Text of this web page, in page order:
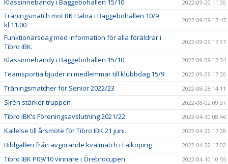
2022-09-20 11:30
Träningsmatch mot BK Halna i Baggebohallen 10/9
kl.11.00
2022-09-09 17:47
Funktionärsdag med information för alla föräldrar i
Tibro IBK.
2022-09-09 17:37
Klassinnebandy i Baggebohallen 15/10 2022-09-09 17:34
Teamsportia bjuder in medlemmar till klubbdag 15/9 2022-09-09 17:30
Träningsmatcher för Senior 2022/23 2022-08-28 14:11
Sirén stärker truppen 2022-08-02 09:37
Tibro IBK’s Föreningsavslutning 2021/22 2022-04-30 08:46
Kallelse till årsmöte för Tibro IBK 21 juni. 2022-04-22 17:28
Bildgalleri från avgörande kvalmatch i Falköping 2022-04-22 17:02
Tibro IBK P09/10 vinnare i Örebrocupen 2022-04-10 10:55